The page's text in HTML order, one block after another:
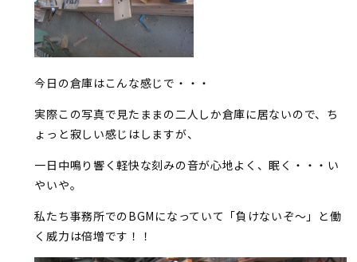
今日の倉庫はこんな感じで・・・
実際この写真で見たままの二人しか倉庫に居ないので、ち
ょっと寂しい感じはしますが、
一日中鳴り響く軽快な刻みの音が心地よく、眠く・・・い
やいや。
私たち事務所でのBGMになっていて「負けないぞ～」と働
く威力は倍増です！！